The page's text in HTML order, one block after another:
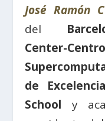
José Ramón
del
Center-
de Excelencia
School y